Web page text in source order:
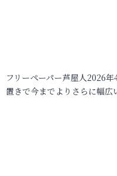
フリーペーパー芦屋人2026
置きで今までよりさらに幅